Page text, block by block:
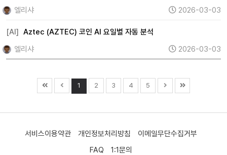
엘리샤
2026-03-03
[AI] Aztec (AZTEC) 코인 AI 요일별 자동 분석
엘리샤
2026-03-03
1 2 3 4 5
서비스이용약관 개인정보처리방침
이메일무단수집거부
FAQ
1:1문의